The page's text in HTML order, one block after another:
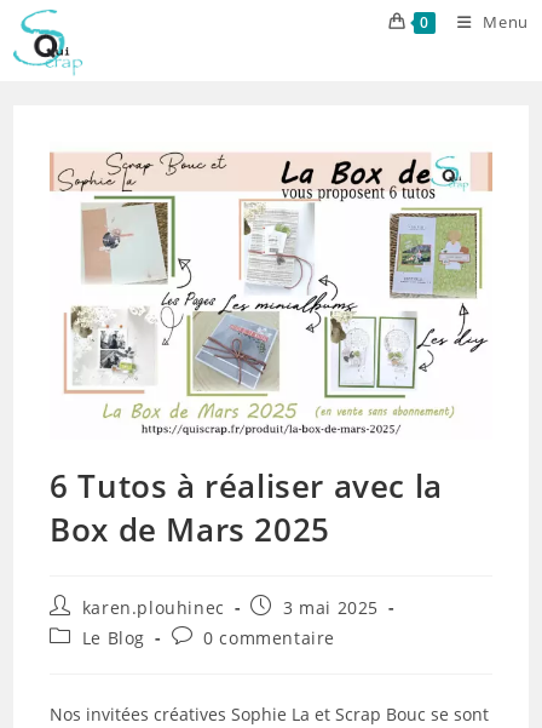
Skip
content
0 Menu
6 Tutos à réaliser avec la
Box de Mars 2025
Auteur/autrice
de
la
karen.plouhinec
Publication
publiée :
3 mai 2025
PostLe Blog
Commentaires
publication :
0 commentaire
Nos invitées créatives Sophie La et Scrap Bouc se sont